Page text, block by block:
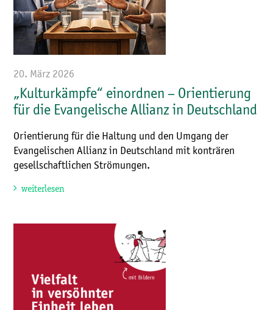
20. März 2026
„Kulturkämpfe“ einordnen – Orientierung
für die Evangelische Allianz in Deutschland
Orientierung für die Haltung und den Umgang der
Evangelischen Allianz in Deutschland mit konträren
gesellschaftlichen Strömungen.
weiterlesen